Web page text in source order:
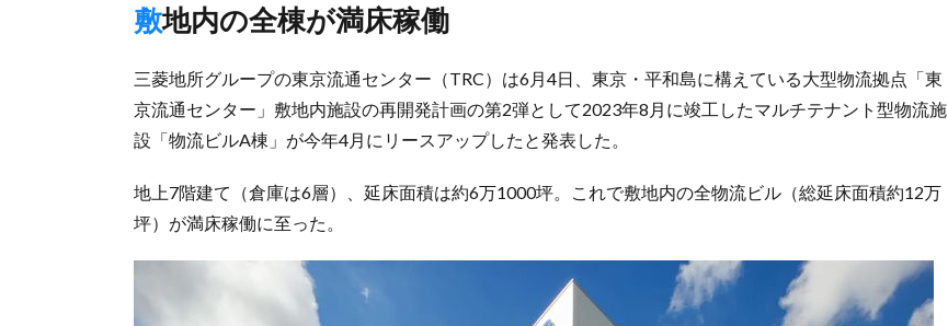
敷地内の全棟が満床稼働
三菱地所グループの東京流通センター（TRC）は6月4日、東京・平和島に構えている大型物流拠点「東
京流通センター」敷地内施設の再開発計画の第2弾として2023年8月に竣工したマルチテナント型物流施
設「物流ビルA棟」が今年4月にリースアップしたと発表した。
地上7階建て（倉庫は6層）、延床面積は約6万1000坪。これで敷地内の全物流ビル（総延床面積約12万
坪）が満床稼働に至った。